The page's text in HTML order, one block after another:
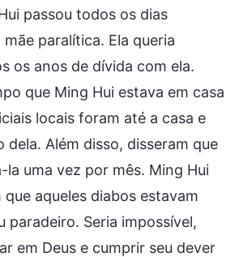
passou todos os dias
paralítica. Ela queria
os anos de dívida com ela.
que Ming Hui estava em casa
locais foram até a casa e
Além disso, disseram que
la uma vez por mês. Ming Hui
aqueles diabos estavam
paradeiro. Seria impossível,
em Deus e cumprir seu dever